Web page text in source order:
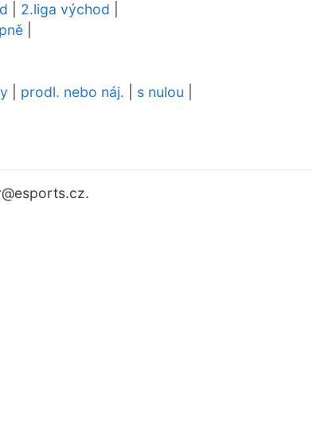
2.liga východ
prodl. nebo náj. s nulou
@esports.cz.